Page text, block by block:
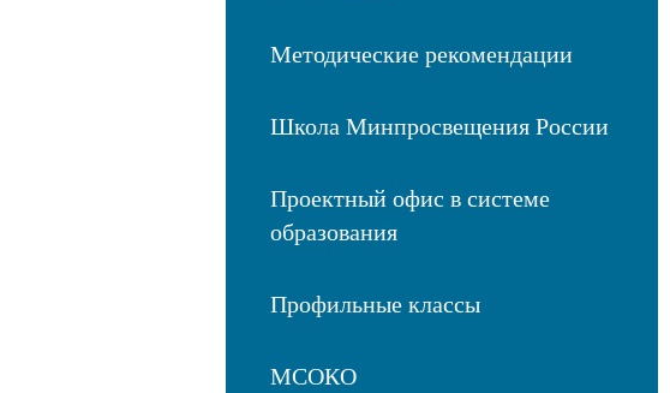
Методические рекомендации
Школа Минпросвещения России
Проектный офис в системе
образования
Профильные классы
МСОКО